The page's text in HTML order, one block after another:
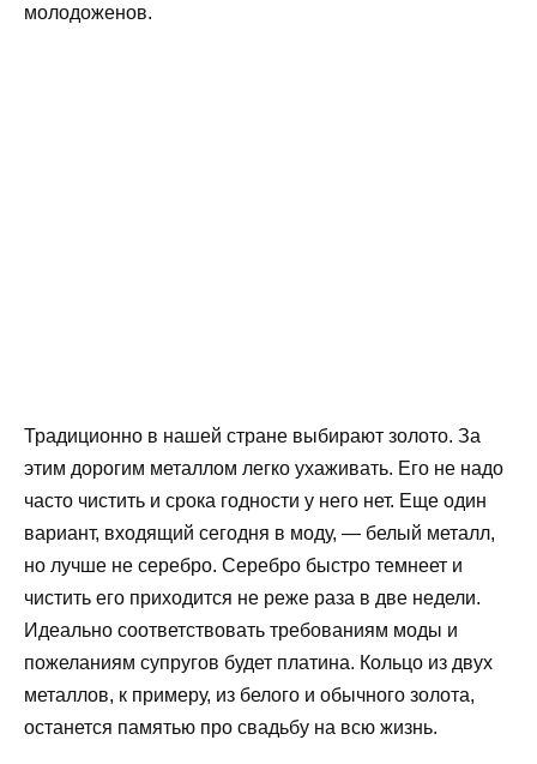
молодоженов.
Традиционно в нашей стране выбирают золото. За
этим дорогим металлом легко ухаживать. Его не надо
часто чистить и срока годности у него нет. Еще один
вариант, входящий сегодня в моду, — белый металл,
но лучше не серебро. Серебро быстро темнеет и
чистить его приходится не реже раза в две недели.
Идеально соответствовать требованиям моды и
пожеланиям супругов будет платина. Кольцо из двух
металлов, к примеру, из белого и обычного золота,
останется памятью про свадьбу на всю жизнь.